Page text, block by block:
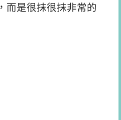
而是很抹很抹非常的